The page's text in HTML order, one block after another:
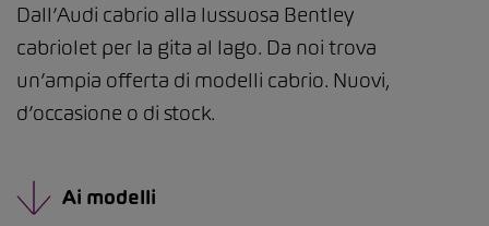
Dall’Audi cabrio alla lussuosa Bentley
cabriolet per la gita al lago. Da noi trova
un’ampia offerta di modelli cabrio. Nuovi,
d’occasione o di stock.
Ai modelli